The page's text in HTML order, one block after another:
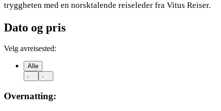
tryggheten med en norsktalende reiseleder fra Vitus Reiser.
Dato og pris
Velg avreisested:
Alle
Overnatting: